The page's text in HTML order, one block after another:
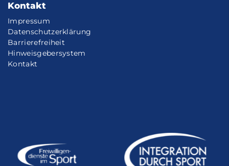
Kontakt
Impressum
Datenschutzerklärung
Barrierefreiheit
Hinweisgebersystem
Kontakt